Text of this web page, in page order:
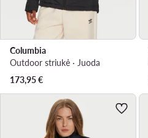
Columbia
Outdoor striukė · Juoda
173,95€